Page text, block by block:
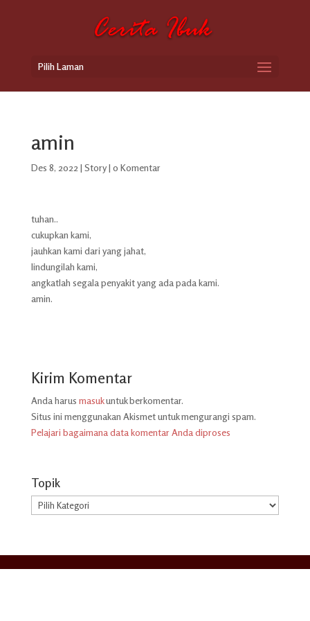
Pilih Laman
amin
Des 8, 2022 | Story| 0 Komentar
tuhan..
cukupkan kami,
jauhkan kami dari yang jahat,
lindungilah kami,
angkatlah segala penyakit yang ada pada kami.
amin.
Kirim Komentar
Anda harus masukuntuk berkomentar.
Situs ini menggunakan Akismet untuk mengurangi spam.
Pelajari bagaimana data komentar Anda diproses
Topik
Topik